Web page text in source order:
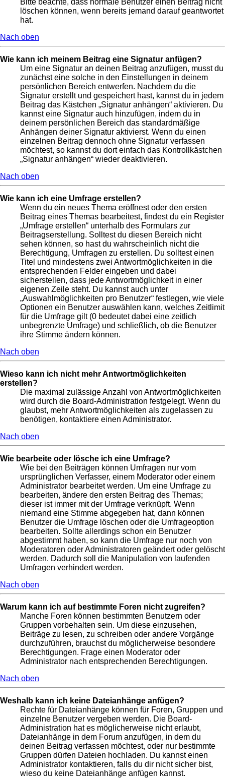
löschen können, wenn bereits jemand darauf geantwortet
hat.
Nach oben
Wie kann ich meinem Beitrag eine Signatur anfügen?
Um eine Signatur an deinen Beitrag anzufügen, musst du
zunächst eine solche in den Einstellungen in deinem
persönlichen Bereich entwerfen. Nachdem du die
Signatur erstellt und gespeichert hast, kannst du in jedem
Beitrag das Kästchen „Signatur anhängen“ aktivieren. Du
kannst eine Signatur auch hinzufügen, indem du in
deinem persönlichen Bereich das standardmäßige
Anhängen deiner Signatur aktivierst. Wenn du einen
einzelnen Beitrag dennoch ohne Signatur verfassen
möchtest, so kannst du dort einfach das Kontrollkästchen
„Signatur anhängen“ wieder deaktivieren.
Nach oben
Wie kann ich eine Umfrage erstellen?
Wenn du ein neues Thema eröffnest oder den ersten
Beitrag eines Themas bearbeitest, findest du ein Register
„Umfrage erstellen“ unterhalb des Formulars zur
Beitragserstellung. Solltest du diesen Bereich nicht
sehen können, so hast du wahrscheinlich nicht die
Berechtigung, Umfragen zu erstellen. Du solltest einen
Titel und mindestens zwei Antwortmöglichkeiten in die
entsprechenden Felder eingeben und dabei
sicherstellen, dass jede Antwortmöglichkeit in einer
eigenen Zeile steht. Du kannst auch unter
„Auswahlmöglichkeiten pro Benutzer“ festlegen, wie viele
Optionen ein Benutzer auswählen kann, welches Zeitlimit
für die Umfrage gilt (0 bedeutet dabei eine zeitlich
unbegrenzte Umfrage) und schließlich, ob die Benutzer
ihre Stimme ändern können.
Nach oben
Wieso kann ich nicht mehr Antwortmöglichkeiten
erstellen?
Die maximal zulässige Anzahl von Antwortmöglichkeiten
wird durch die Board-Administration festgelegt. Wenn du
glaubst, mehr Antwortmöglichkeiten als zugelassen zu
benötigen, kontaktiere einen Administrator.
Nach oben
Wie bearbeite oder lösche ich eine Umfrage?
Wie bei den Beiträgen können Umfragen nur vom
ursprünglichen Verfasser, einem Moderator oder einem
Administrator bearbeitet werden. Um eine Umfrage zu
bearbeiten, ändere den ersten Beitrag des Themas;
dieser ist immer mit der Umfrage verknüpft. Wenn
niemand eine Stimme abgegeben hat, dann können
Benutzer die Umfrage löschen oder die Umfrageoption
bearbeiten. Sollte allerdings schon ein Benutzer
abgestimmt haben, so kann die Umfrage nur noch von
Moderatoren oder Administratoren geändert oder gelöscht
werden. Dadurch soll die Manipulation von laufenden
Umfragen verhindert werden.
Nach oben
Warum kann ich auf bestimmte Foren nicht zugreifen?
Manche Foren können bestimmten Benutzern oder
Gruppen vorbehalten sein. Um diese einzusehen,
Beiträge zu lesen, zu schreiben oder andere Vorgänge
durchzuführen, brauchst du möglicherweise besondere
Berechtigungen. Frage einen Moderator oder
Administrator nach entsprechenden Berechtigungen.
Nach oben
Weshalb kann ich keine Dateianhänge anfügen?
Rechte für Dateianhänge können für Foren, Gruppen und
einzelne Benutzer vergeben werden. Die Board-
Administration hat es möglicherweise nicht erlaubt,
Dateianhänge in dem Forum anzufügen, in dem du
deinen Beitrag verfassen möchtest, oder nur bestimmte
Gruppen dürfen Dateien hochladen. Du kannst einen
Administrator kontaktieren, falls du dir nicht sicher bist,
wieso du keine Dateianhänge anfügen kannst.